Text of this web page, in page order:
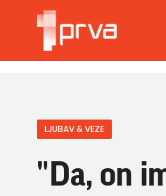
LJUBAV & VEZE
"Da, on